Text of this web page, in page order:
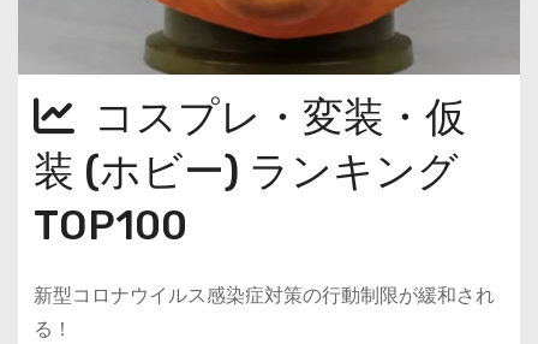
コスプレ・変装・仮
装 (ホビー) ランキング
TOP100
新型コロナウイルス感染症対策の行動制限が緩和され
る！